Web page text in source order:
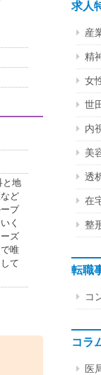
と地
ど
プ
く
ズ
唯
て
求人
産
精
女
世
内
美
透
在
整
転職
コ
コラ
医